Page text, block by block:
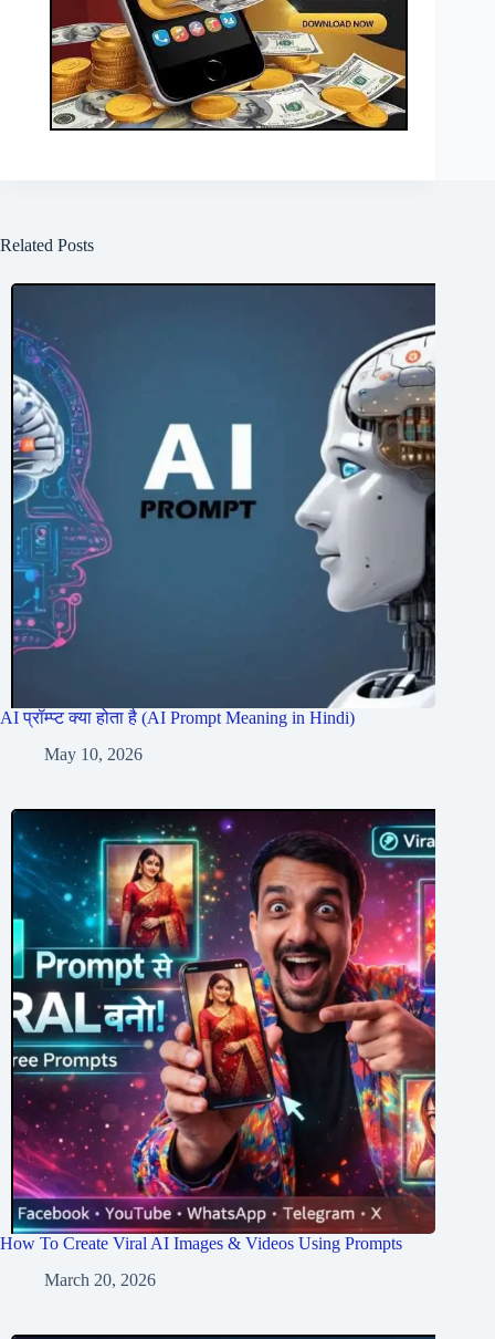
Related Posts
AI प्रॉम्प्ट क्या होता है (AI Prompt Meaning in Hindi)
May 10, 2026
How To Create Viral AI Images & Videos Using Prompts
March 20, 2026